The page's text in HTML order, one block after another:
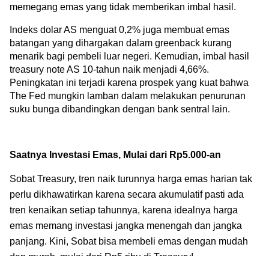
memegang emas yang tidak memberikan imbal hasil.
Indeks dolar AS menguat 0,2% juga membuat emas
batangan yang dihargakan dalam greenback kurang
menarik bagi pembeli luar negeri. Kemudian, imbal hasil
treasury note AS 10-tahun naik menjadi 4,66%.
Peningkatan ini terjadi karena prospek yang kuat bahwa
The Fed mungkin lamban dalam melakukan penurunan
suku bunga dibandingkan dengan bank sentral lain.
Saatnya Investasi Emas, Mulai dari Rp5.000-an
Sobat Treasury, tren naik turunnya harga emas harian tak
perlu dikhawatirkan karena secara akumulatif pasti ada
tren kenaikan setiap tahunnya, karena idealnya harga
emas memang investasi jangka menengah dan jangka
panjang. Kini, Sobat bisa membeli emas dengan mudah